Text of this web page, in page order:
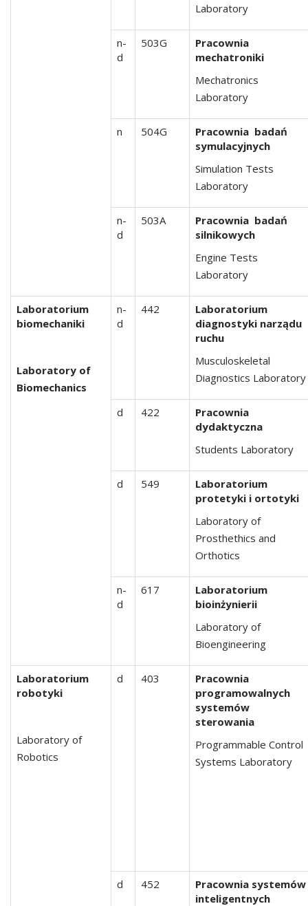
Laboratory
n-
d
503G
Pracownia
mechatroniki
Mechatronics
Laboratory
n 504G
Pracownia badań
symulacyjnych
Simulation Tests
Laboratory
n-
d
503A
Pracownia badań
silnikowych
Engine Tests
Laboratory
Laboratorium
biomechaniki
Laboratory of
Biomechanics
n-
d
442
Laboratorium
diagnostyki narządu
ruchu
Musculoskeletal
Diagnostics Laboratory
d 422
Pracownia
dydaktyczna
Students Laboratory
d 549
Laboratorium
protetyki i ortotyki
Laboratory of
Prosthethics and
Orthotics
n-
d
617
Laboratorium
bioinżynierii
Laboratory of
Bioengineering
Laboratorium
robotyki
Laboratory of
Robotics
d 403
Pracownia
programowalnych
systemów
sterowania
Programmable Control
Systems Laboratory
d 452
Pracownia systemów
inteligentnych